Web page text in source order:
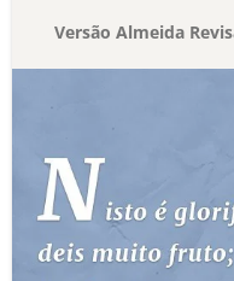
Versão Almeida